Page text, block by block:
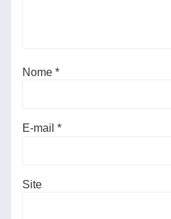
Nome *
E-mail *
Site